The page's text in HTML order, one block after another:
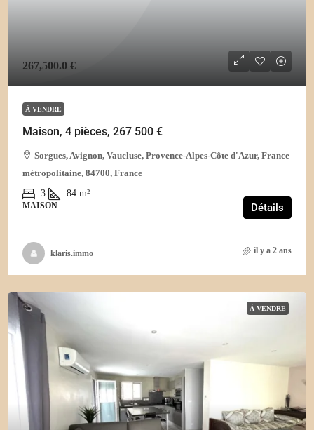
267,500.0 €
À VENDRE
Maison, 4 pièces, 267 500 €
Sorgues, Avignon, Vaucluse, Provence-Alpes-Côte d'Azur, France
métropolitaine, 84700, France
3
84 m²
MAISON Détails
klaris.immo il y a 2 ans
À VENDRE